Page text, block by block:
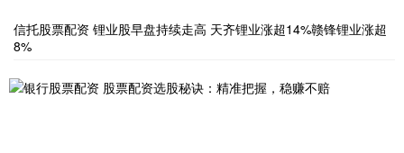
信托股票配资 锂业股早盘持续走高 天齐锂业涨超14%赣锋锂业涨超
8%